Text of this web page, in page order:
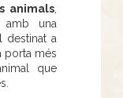
animals
amb una
destinat a
porta més
que